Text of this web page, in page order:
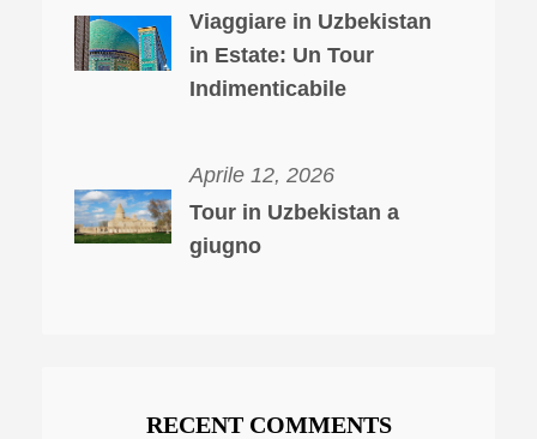
Viaggiare in Uzbekistan
in Estate: Un Tour
Indimenticabile
Aprile 12, 2026
Tour in Uzbekistan a
giugno
RECENT COMMENTS